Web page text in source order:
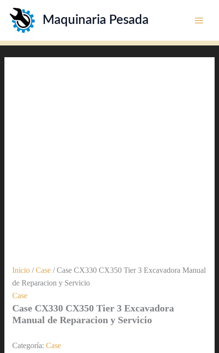
contenido
Maquinaria Pesada
Inicio/Case/ Case CX330 CX350 Tier 3 Excavadora Manual
de Reparacion y Servicio
Case
Case CX330 CX350 Tier 3 Excavadora
Manual de Reparacion y Servicio
Categoría: Case